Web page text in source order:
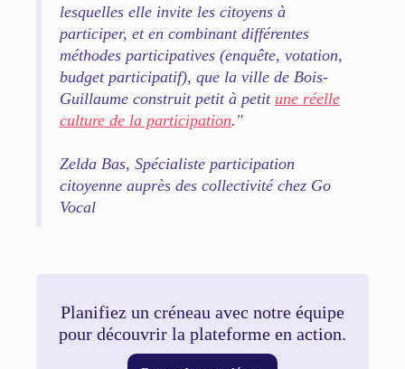
lesquelles elle invite les citoyens à
participer, et en combinant différentes
méthodes participatives (enquête, votation,
budget participatif), que la ville de Bois-
Guillaume construit petit à petit une réelle
culture de la participation."
Zelda Bas, Spécialiste participation
citoyenne auprès des collectivité chez Go
Vocal
Planifiez un créneau avec notre équipe
pour découvrir la plateforme en action.